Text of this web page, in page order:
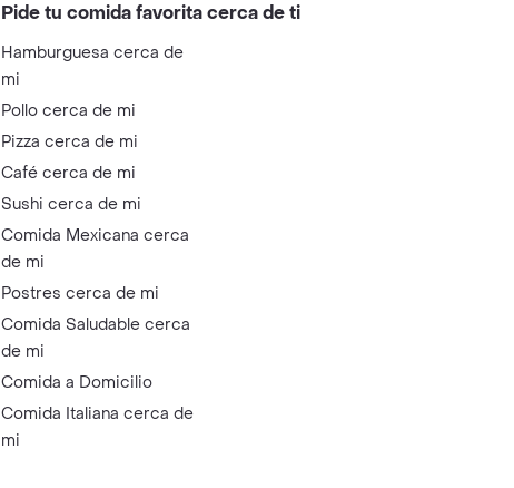
Pide tu comida favorita cerca de ti
Hamburguesa cerca de
mi
Pollo cerca de mi
Pizza cerca de mi
Café cerca de mi
Sushi cerca de mi
Comida Mexicana cerca
de mi
Postres cerca de mi
Comida Saludable cerca
de mi
Comida a Domicilio
Comida Italiana cerca de
mi